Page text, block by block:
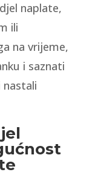
naplate,
ili
na vrijeme,
i saznati
nastali